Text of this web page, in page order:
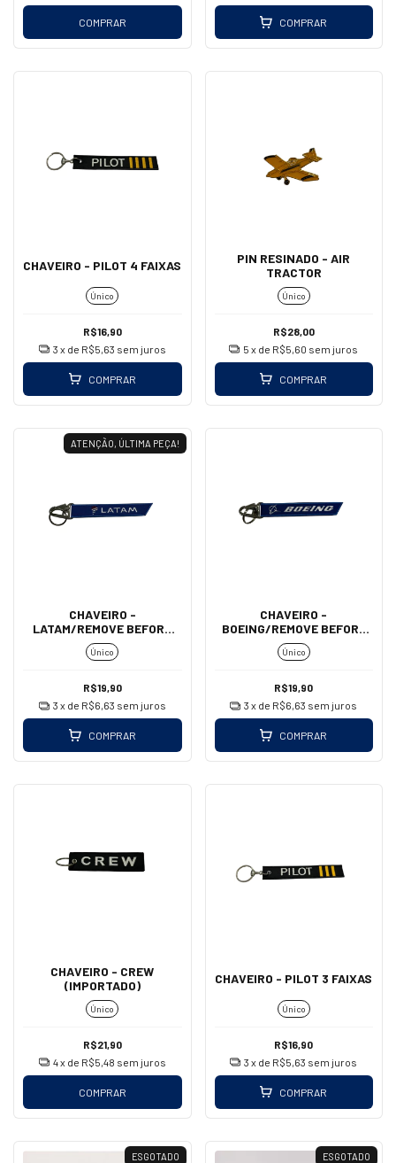
COMPRAR COMPRAR
CHAVEIRO - PILOT 4 FAIXAS
Único
R$16,90
3 x de R$5,63 sem juros
COMPRAR
PIN RESINADO - AIR
TRACTOR
Único
R$28,00
5 x de R$5,60 sem juros
COMPRAR
ATENÇÃO, ÚLTIMA PEÇA!
CHAVEIRO -
LATAM/REMOVE BEFORE
FLIGHT (MOSQUETÃO)
Único
R$19,90
3 x de R$6,63 sem juros
COMPRAR
CHAVEIRO -
BOEING/REMOVE BEFORE
FLIGHT (MOSQUETÃO)
Único
R$19,90
3 x de R$6,63 sem juros
COMPRAR
CHAVEIRO - CREW
(IMPORTADO)
Único
R$21,90
4x de R$5,48 sem juros
COMPRAR
CHAVEIRO - PILOT 3 FAIXAS
Único
R$16,90
3 x de R$5,63 sem juros
COMPRAR
ESGOTADO ESGOTADO